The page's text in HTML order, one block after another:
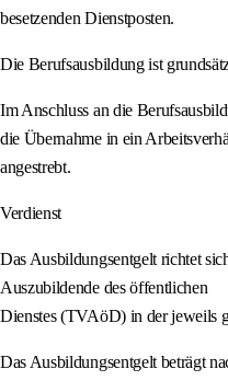
besetzenden Dienstposten.
Die Berufsausbildung ist
Im Anschluss an die
die Übernahme in ein
angestrebt.
Verdienst
Das Ausbildungsentgelt richtet
Auszubildende des öffentlichen
Dienstes (TVAöD) in der jeweils
Das Ausbildungsentgelt beträgt